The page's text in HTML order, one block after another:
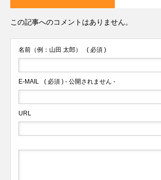
この記事へのコメントはありません。
名前（例：山田 太郎） ( 必須 )
E-MAIL ( 必須 ) - 公開されません -
URL